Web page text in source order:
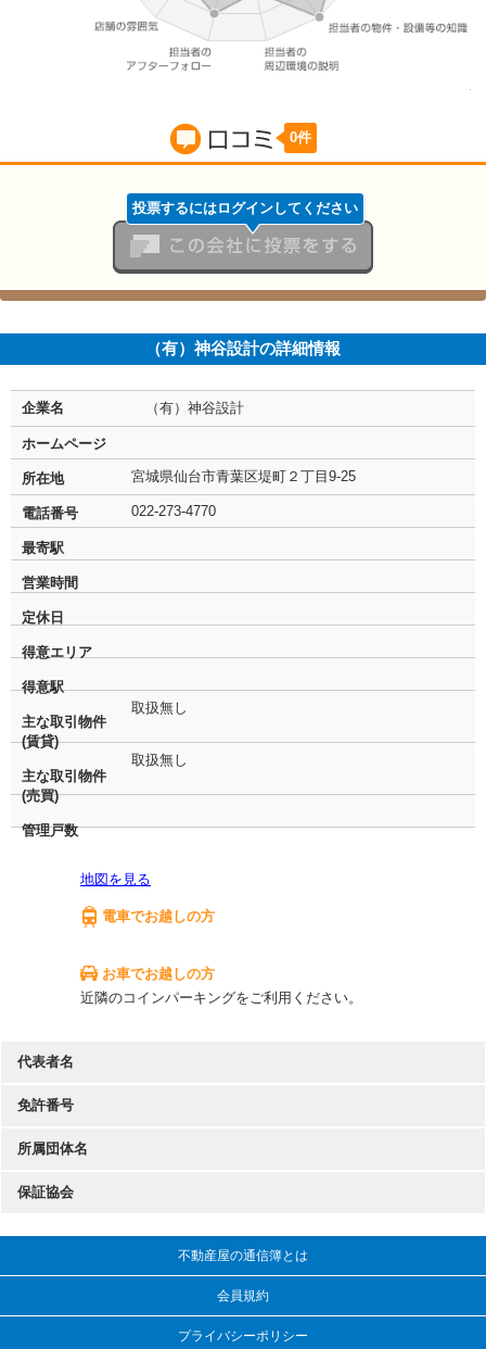
賃貸の口コミ
0件
投票するにはログインしてください
（有）神谷設計の詳細情報
企業名 （有）神谷設計
ホームページ
所在地 宮城県仙台市青葉区堤町２丁目9-25
電話番号 022-273-4770
最寄駅
営業時間
定休日
得意エリア
得意駅
主な取引物件
(賃貸)
取扱無し
主な取引物件
(売買)
取扱無し
管理戸数
地図を見る
電車でお越しの方
お車でお越しの方
近隣のコインパーキングをご利用ください。
代表者名
免許番号
所属団体名
保証協会
不動産屋の通信簿とは
会員規約
プライバシーポリシー